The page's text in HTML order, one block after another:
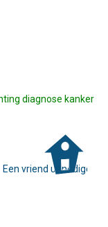
diagnose kanker
Een vriend uitnodigen